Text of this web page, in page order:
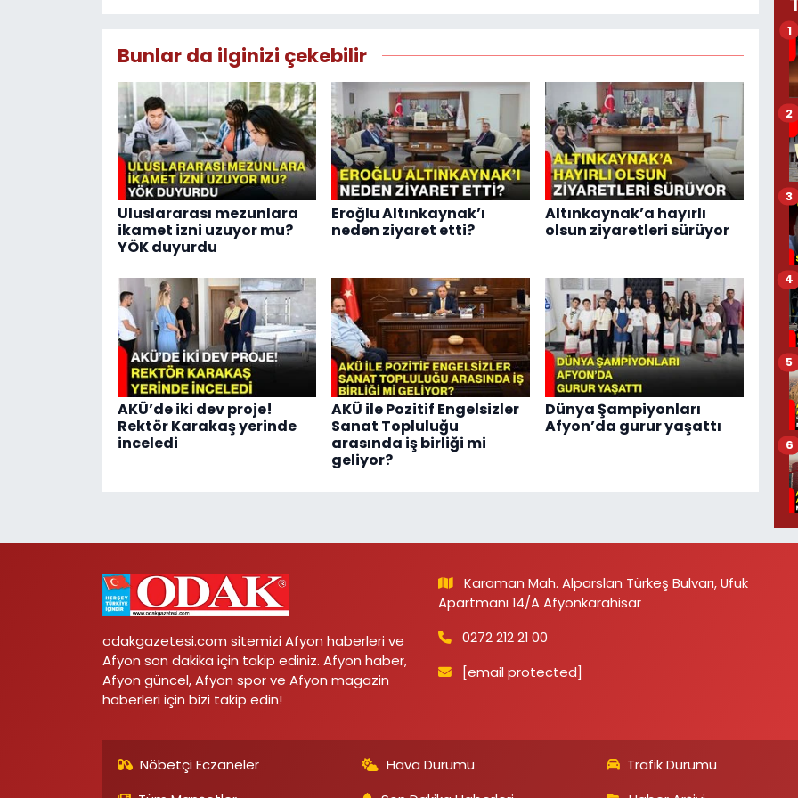
Bunlar da ilginizi çekebilir
Uluslararası mezunlara
ikamet izni uzuyor mu?
YÖK duyurdu
Eroğlu Altınkaynak’ı
neden ziyaret etti?
Altınkaynak’a hayırlı
olsun ziyaretleri sürüyor
AKÜ’de iki dev proje!
Rektör Karakaş yerinde
inceledi
AKÜ ile Pozitif Engelsizler
Sanat Topluluğu
arasında iş birliği mi
geliyor?
Dünya Şampiyonları
Afyon’da gurur yaşattı
1
2
3
4
5
6
odakgazetesi.com sitemizi Afyon haberleri ve
Afyon son dakika için takip ediniz. Afyon haber,
Afyon güncel, Afyon spor ve Afyon magazin
haberleri için bizi takip edin!
Karaman Mah. Alparslan Türkeş Bulvarı, Ufuk
Apartmanı 14/A Afyonkarahisar
0272 212 21 00
[email protected]
Nöbetçi Eczaneler Hava Durumu Trafik Durumu